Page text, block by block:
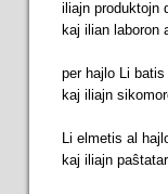
iliajn produktojn
kaj ilian laboron
per hajlo Li
kaj iliajn
Li elmetis al
kaj iliajn